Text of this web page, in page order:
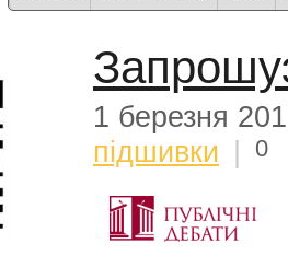
1 березня
підшивки
0